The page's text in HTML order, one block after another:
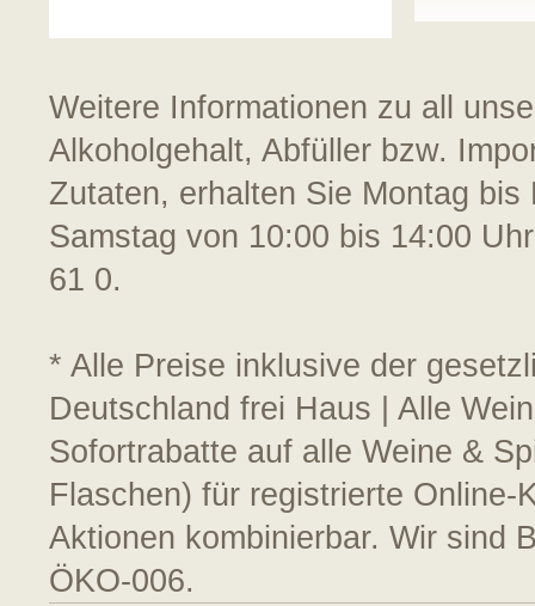
Weitere Informationen zu all
Alkoholgehalt, Abfüller bzw.
Zutaten, erhalten Sie Montag
Samstag von 10:00 bis 14:00
61 0.
* Alle Preise inklusive der
Deutschland frei Haus | Alle
Sofortrabatte auf alle Weine &
Flaschen) für registrierte
Aktionen kombinierbar. Wir sind
ÖKO-006.